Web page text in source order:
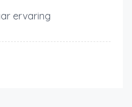
ervaring